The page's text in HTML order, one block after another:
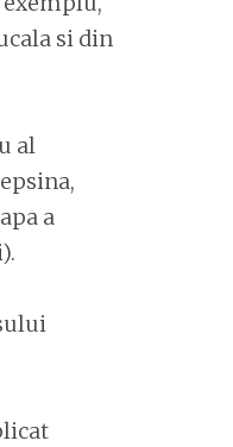
si din
al
a